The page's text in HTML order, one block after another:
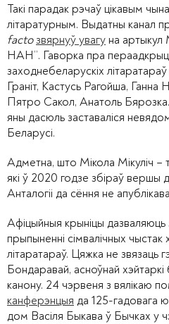
Такі парадак рэчаў цікавым
літаратурным. Выдатны канал
factoзвярнуў увагуна артыкул
НАН”. Гаворка пра
заходнебеларускіх
Граніт, Кастусь Рагойша, Ганна
Пятро Сакол, Анатоль
яны дасюль заставаліся
Беларусі.
Адметна, што Мікола Мікуліч
які ў 2020 годзе збіраў вершы
Анталогіі да сёння не
Афіцыйныя крыніцы дазваляюць
прыпыненні сімвалічных
літаратараў. Цяжка не звязаць
Бондаравай, асноўнай
канону. 24 чэрвеня з вялікаю
канферэнцыя да 125-гадовага
дом Васіля Быкава ў Бычках у